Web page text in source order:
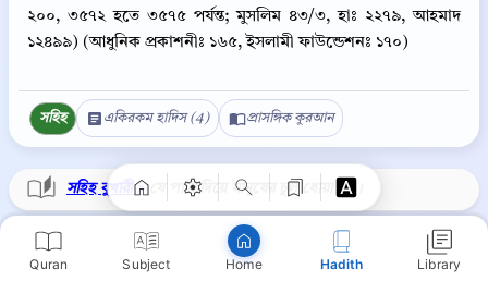
Quran Subject Home Hadith Library
২০০, ৩৫৭২ হতে ৩৫৭৫ পর্যন্ত; মুসলিম ৪৩/৩, হাঃ ২২৭৯, আহমাদ
১২৪৯৯) (আধুনিক প্রকাশনীঃ ১৬৫, ইসলামী ফাউন্ডেশনঃ ১৭০)
সহিহ একিরকম হাদিস (4) প্রাসঙ্গিক কুরআন
সহিহ বুখারী > যে পানি দিয়ে মানুষের চুল ধোয়া হয়।
⋮